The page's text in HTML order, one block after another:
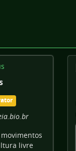
.bio.br
livre